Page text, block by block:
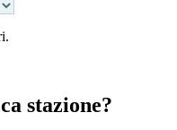
stazione?